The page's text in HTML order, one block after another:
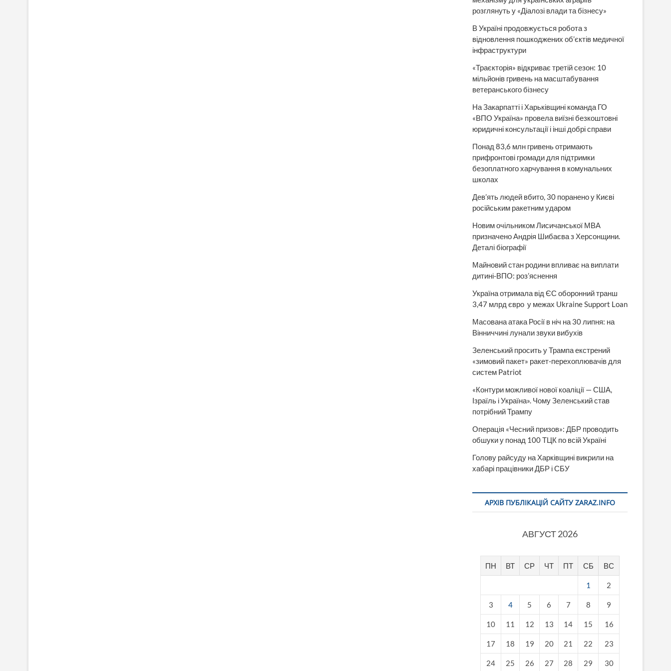
розглянуть у «Діалозі влади та бізнесу»
В Україні продовжується робота з
відновлення пошкоджених об’єктів медичної
інфраструктури
«Траєкторія» відкриває третій сезон: 10
мільйонів гривень на масштабування
ветеранського бізнесу
На Закарпатті і Харьківщині команда ГО
«ВПО Україна» провела виїзні безкоштовні
юридичні консультації і інші добрі справи
Понад 83,6 млн гривень отримають
прифронтові громади для підтримки
безоплатного харчування в комунальних
школах
Дев’ять людей вбито, 30 поранено у Києві
російським ракетним ударом
Новим очільником Лисичанської МВА
призначено Андрія Шибаєва з Херсонщини.
Деталі біографії
Майновий стан родини впливає на виплати
дитині-ВПО: роз’яснення
Україна отримала від ЄС оборонний транш
3,47 млрд євро у межах Ukraine Support Loan
Масована атака Росії в ніч на 30 липня: на
Вінниччині лунали звуки вибухів
Зеленський просить у Трампа екстрений
«зимовий пакет» ракет-перехоплювачів для
систем Patriot
«Контури можливої нової коаліції — США,
Ізраїль і Україна». Чому Зеленський став
потрібний Трампу
Операція «Чесний призов»: ДБР проводить
обшуки у понад 100 ТЦК по всій Україні
Голову райсуду на Харківщині викрили на
хабарі працівники ДБР і СБУ
АРХІВ ПУБЛІКАЦІЙ САЙТУ ZARAZ.INFO
АВГУСТ 2026
ПН ВТ СР ЧТ ПТ СБ ВС
1 2
3 4 5 6 7 8 9
10 11 12 13 14 15 16
17 18 19 20 21 22 23
24 25 26 27 28 29 30